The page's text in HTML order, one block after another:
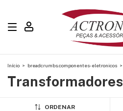
Início > breadcrumbs.componentes-eletronicos >
Transformadores
ORDENAR